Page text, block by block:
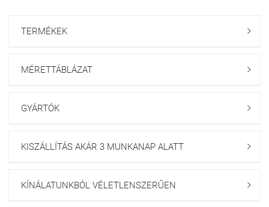
TERMÉKEK 
MÉRETTÁBLÁZAT 
GYÁRTÓK 
KISZÁLLÍTÁS AKÁR 3 MUNKANAP ALATT 
KÍNÁLATUNKBÓL VÉLETLENSZERŰEN 